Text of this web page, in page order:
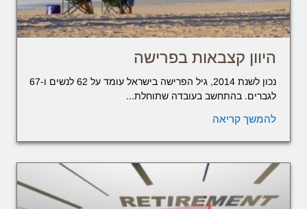
היוון קצבאות בפרישה
נכון לשנת 2014, גיל הפרישה בישראל עומד על 62 לנשים ו-67
לגברים. בהתחשב בעובדה שתוחלת...
להמשך קריאה